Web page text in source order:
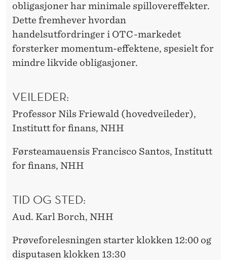
obligasjoner har minimale spillovereffekter.
Dette fremhever hvordan
handelsutfordringer i OTC-markedet
forsterker momentum-effektene, spesielt for
mindre likvide obligasjoner.
VEILEDER:
Professor Nils Friewald (hovedveileder),
Institutt for finans, NHH
Førsteamauensis Francisco Santos, Institutt
for finans, NHH
TID OG STED:
Aud. Karl Borch, NHH
Prøveforelesningen starter klokken 12:00 og
disputasen klokken 13:30